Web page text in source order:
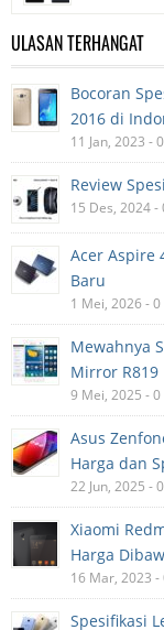
ULASAN TERHANGAT
Bocoran
2016 di
11 Jan, 2023 -
Review
15 Des, 2024
Acer Aspire
Baru
1 Mei, 2026 -
Mewahnya
Mirror R819
9 Mei, 2025 -
Asus
Harga dan
22 Jun, 2025 -
Xiaomi
Harga
16 Mar, 2023
Spesifikasi